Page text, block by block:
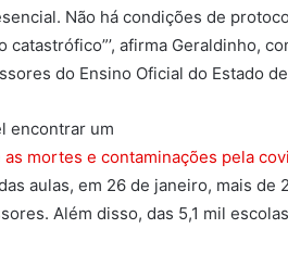
Não há condições de
catastrófico”’, afirma Geraldinho,
do Ensino Oficial do Estado
encontrar um
mortes e contaminações pela
aulas, em 26 de janeiro, mais
Além disso, das 5,1 mil